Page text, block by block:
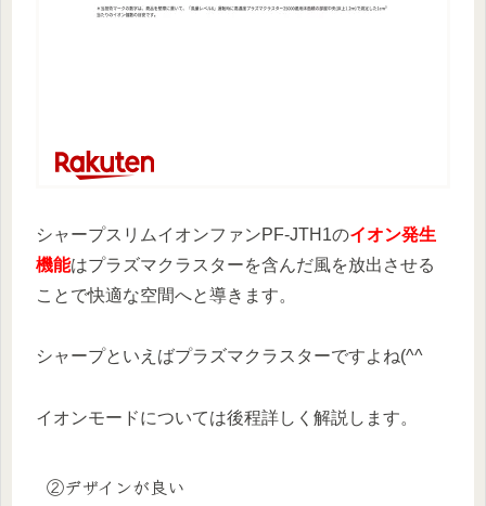
シャープスリムイオンファンPF-JTH1のイオン発生
機能はプラズマクラスターを含んだ風を放出させる
ことで快適な空間へと導きます。
シャープといえばプラズマクラスターですよね(^^
イオンモードについては後程詳しく解説します。
②デザインが良い